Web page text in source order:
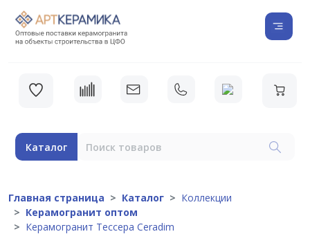
Каталог
Главная страница Каталог
Коллекции
Керамогранит оптом
Керамогранит Тессера Ceradim